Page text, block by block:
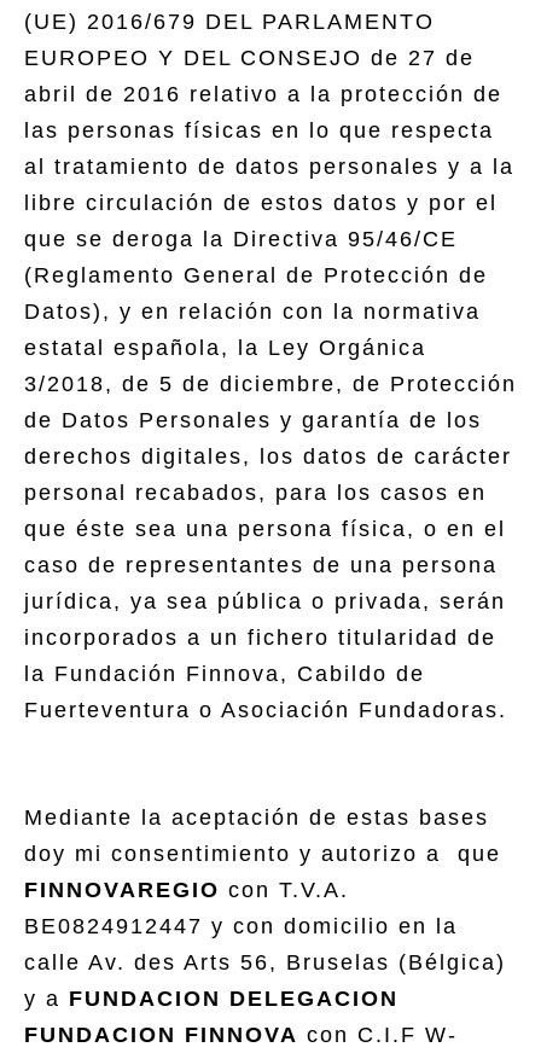
(UE) 2016/679 DEL PARLAMENTO
EUROPEO Y DEL CONSEJO de 27 de
abril de 2016 relativo a la protección de
las personas físicas en lo que respecta
al tratamiento de datos personales y a la
libre circulación de estos datos y por el
que se deroga la Directiva 95/46/CE
(Reglamento General de Protección de
Datos), y en relación con la normativa
estatal española, la Ley Orgánica
3/2018, de 5 de diciembre, de Protección
de Datos Personales y garantía de los
derechos digitales, los datos de carácter
personal recabados, para los casos en
que éste sea una persona física, o en el
caso de representantes de una persona
jurídica, ya sea pública o privada, serán
incorporados a un fichero titularidad de
la Fundación Finnova, Cabildo de
Fuerteventura o Asociación Fundadoras.
Mediante la aceptación de estas bases
doy mi consentimiento y autorizo a que
FINNOVAREGIO con T.V.A.
BE0824912447 y con domicilio en la
calle Av. des Arts 56, Bruselas (Bélgica)
y a FUNDACION DELEGACION
FUNDACION FINNOVA con C.I.F W-